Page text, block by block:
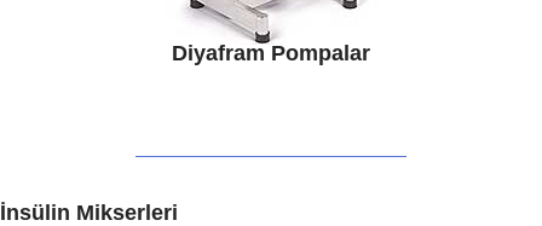
Diyafram Pompalar
İnsülin Mikserleri